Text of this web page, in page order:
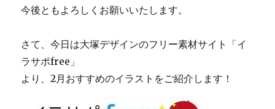
今後ともよろしくお願いいたします。
さて、今日は大塚デザインのフリー素材サイト「イ
ラサポfree」
より、2月おすすめのイラストをご紹介します！